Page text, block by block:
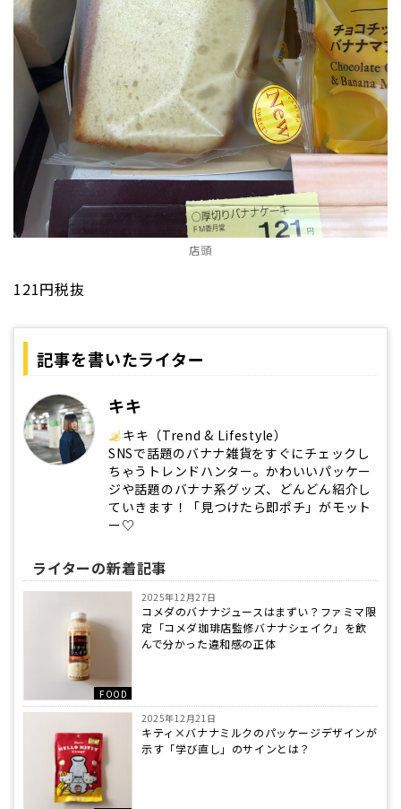
店頭
121円税抜
記事を書いたライター
キキ
キキ（Trend & Lifestyle）
SNSで話題のバナナ雑貨をすぐにチェックし
ちゃうトレンドハンター。かわいいパッケー
ジや話題のバナナ系グッズ、どんどん紹介し
ていきます！「見つけたら即ポチ」がモット
ー♡
ライターの新着記事
FOOD
2025年12月27日
コメダのバナナジュースはまずい？ファミマ限
定「コメダ珈琲店監修バナナシェイク」を飲
んで分かった違和感の正体
2025年12月21日
キティ×バナナミルクのパッケージデザインが
示す「学び直し」のサインとは？